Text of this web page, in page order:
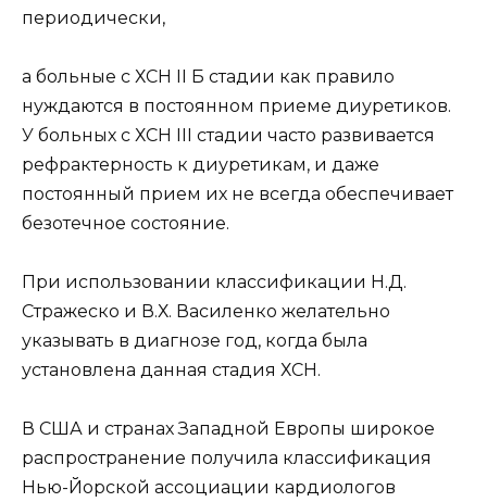
периодически,
а больные с ХСН II Б стадии как правило
нуждаются в постоянном приеме диуретиков.
У больных с ХСН III стадии часто развивается
рефрактерность к диуретикам, и даже
постоянный прием их не всегда обеспечивает
безотечное состояние.
При использовании классификации Н.Д.
Стражеско и В.Х. Василенко желательно
указывать в диагнозе год, когда была
установлена данная стадия ХСН.
В США и странах Западной Европы широкое
распространение получила классификация
Нью-Йорской ассоциации кардиологов